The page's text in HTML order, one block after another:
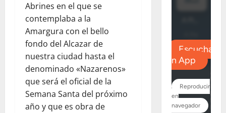
Abrines en el que se
contemplaba a la
Amargura con el bello
fondo del Alcazar de
nuestra ciudad hasta el
denominado «Nazarenos»
que será el oficial de la
Semana Santa del próximo
año y que es obra de